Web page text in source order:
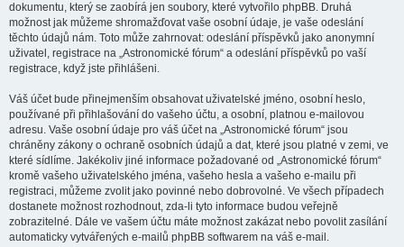
dokumentu, který se zaobírá jen soubory, které vytvořilo phpBB. Druhá
možnost jak můžeme shromažďovat vaše osobní údaje, je vaše odeslání
těchto údajů nám. Toto může zahrnovat: odeslání příspěvků jako anonymní
uživatel, registrace na „Astronomické fórum“ a odeslání příspěvků po vaší
registrace, když jste přihlášeni.
Váš účet bude přinejmenším obsahovat uživatelské jméno, osobní heslo,
používané při přihlašování do vašeho účtu, a osobní, platnou e-mailovou
adresu. Vaše osobní údaje pro váš účet na „Astronomické fórum“ jsou
chráněny zákony o ochraně osobních údajů a dat, které jsou platné v zemi, ve
které sídlíme. Jakékoliv jiné informace požadované od „Astronomické fórum“
kromě vašeho uživatelského jména, vašeho hesla a vašeho e-mailu při
registraci, můžeme zvolit jako povinné nebo dobrovolné. Ve všech případech
dostanete možnost rozhodnout, zda-li tyto informace budou veřejně
zobrazitelné. Dále ve vašem účtu máte možnost zakázat nebo povolit zasílání
automaticky vytvářených e-mailů phpBB softwarem na váš e-mail.